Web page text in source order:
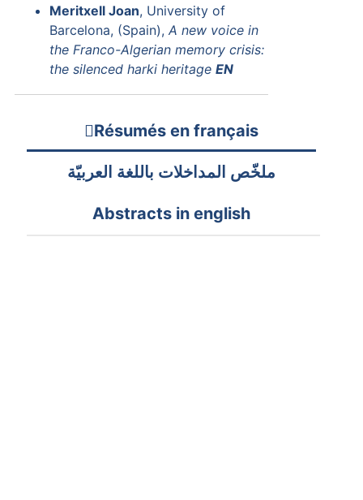
Meritxell Joan, University of
Barcelona, (Spain),A new voice in
the Franco-Algerian memory crisis:
the silenced harki heritageEN
Résumés en français
ملخّص المداخلات باللغة العربيّة
Abstracts in english